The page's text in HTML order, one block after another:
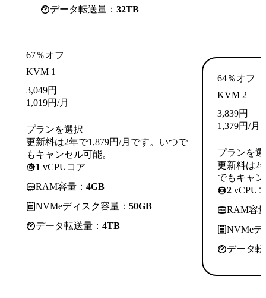
データ転送量： 32TB
67％オフ
KVM 1
3,049円
1,019円/月
プランを選択
更新料は2年で1,879円/月です。いつで
もキャンセル可能。
1 vCPUコア
RAM容量： 4GB
NVMeディスク容量： 50GB
データ転送量： 4TB
64％オフ
KVM 2
3,839円
1,379円/月
プランを
更新料は2
でもキャ
2 vCPU
RAM容
NVMeデ
データ